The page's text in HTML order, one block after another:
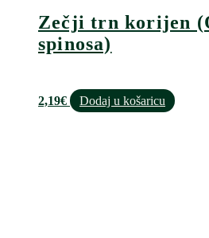
Zečji trn korijen
spinosa)
2,19€ Dodaj u košaricu